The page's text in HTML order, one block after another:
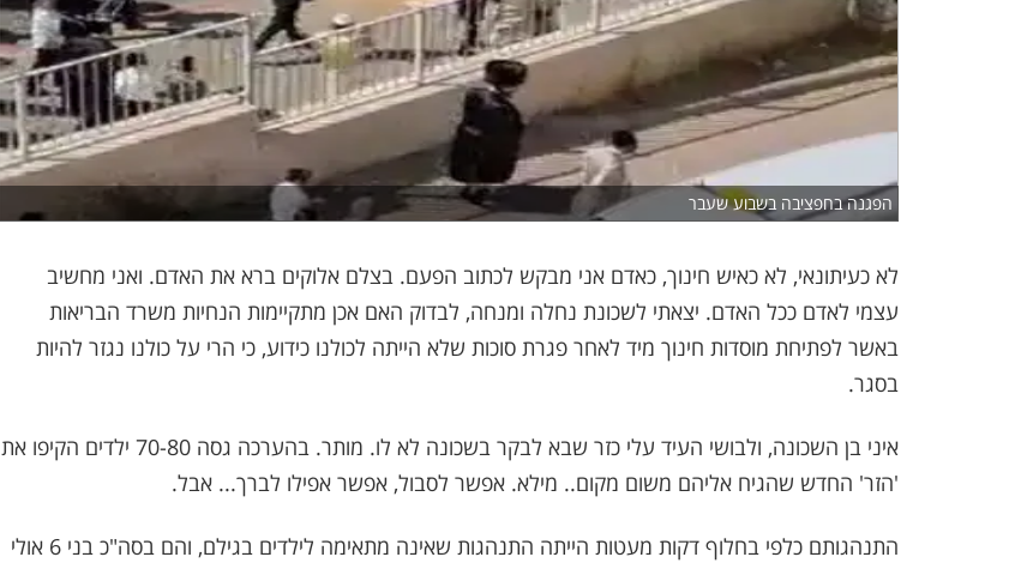
הפגנה בחפציבה בשבוע שעבר
לא כעיתונאי, לא כאיש חינוך, כאדם אני מבקש לכתוב הפעם. בצלם אלוקים ברא את האדם. ואני מחשיב
עצמי לאדם ככל האדם. יצאתי לשכונת נחלה ומנחה, לבדוק האם אכן מתקיימות הנחיות משרד הבריאות
באשר לפתיחת מוסדות חינוך מיד לאחר פגרת סוכות שלא הייתה לכולנו כידוע, כי הרי על כולנו נגזר להיות
בסגר.
איני בן השכונה, ולבושי העיד עלי כזר שבא לבקר בשכונה לא לו. מותר. בהערכה גסה 70-80 ילדים הקיפו את
'הזר' החדש שהגיח אליהם משום מקום.. מילא. אפשר לסבול, אפשר אפילו לברך... אבל.
התנהגותם כלפי בחלוף דקות מעטות הייתה התנהגות שאינה מתאימה לילדים בגילם, והם בסה"כ בני 6 אולי